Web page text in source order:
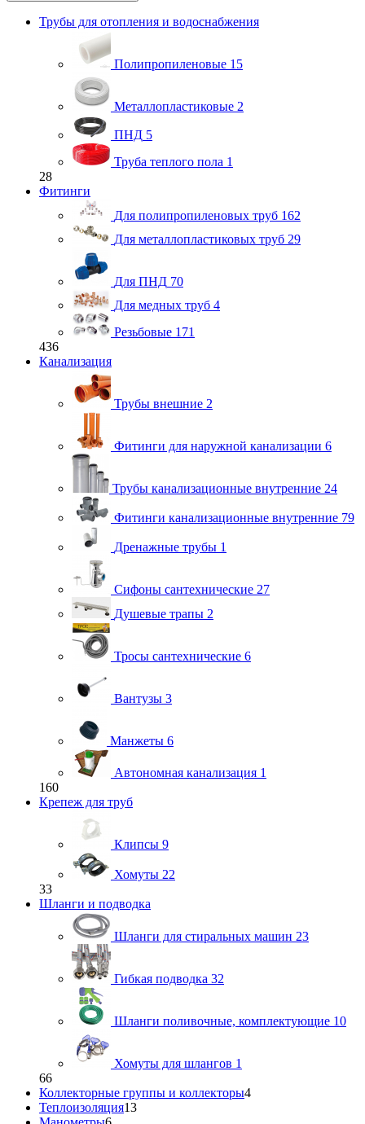
Трубы для отопления и водоснабжения
Полипропиленовые 15
Металлопластиковые 2
ПНД 5
Труба теплого пола 1
28
Фитинги
Для полипропиленовых труб 162
Для металлопластиковых труб 29
Для ПНД 70
Для медных труб 4
Резьбовые 171
436
Канализация
Трубы внешние 2
Фитинги для наружной канализации 6
Трубы канализационные внутренние 24
Фитинги канализационные внутренние 79
Дренажные трубы 1
Сифоны сантехнические 27
Душевые трапы 2
Тросы сантехнические 6
Вантузы 3
Манжеты 6
Автономная канализация 1
160
Крепеж для труб
Клипсы 9
Хомуты 22
33
Шланги и подводка
Шланги для стиральных машин 23
Гибкая подводка 32
Шланги поливочные, комплектующие 10
Хомуты для шлангов 1
66
Коллекторные группы и коллекторы4
Теплоизоляция13